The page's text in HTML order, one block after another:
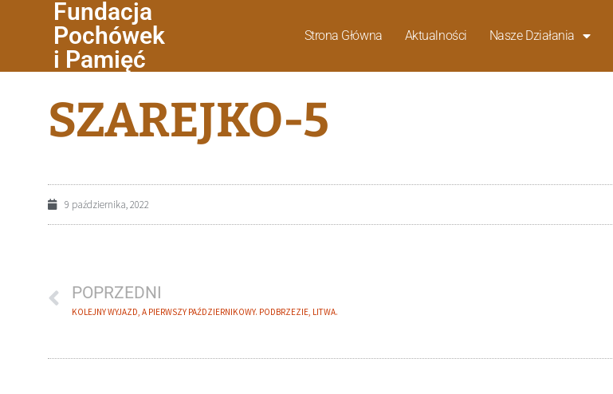
Fundacja
Pochówek
i Pamięć
Strona Główna Aktualności Nasze Działania
SZAREJKO-5
9 października, 2022
POPRZEDNI
KOLEJNY WYJAZD, A PIERWSZY PAŹDZIERNIKOWY. PODBRZEZIE, LITWA.